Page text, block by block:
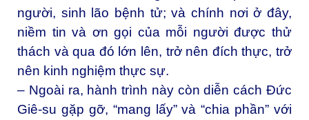
người, sinh lão bệnh tử; và chính nơi ở đây,
niềm tin và ơn gọi của mỗi người được thử
thách và qua đó lớn lên, trở nên đích thực, trở
nên kinh nghiệm thực sự.
– Ngoài ra, hành trình này còn diễn cách Đức
Giê-su gặp gỡ, “mang lấy” và “chia phần” với